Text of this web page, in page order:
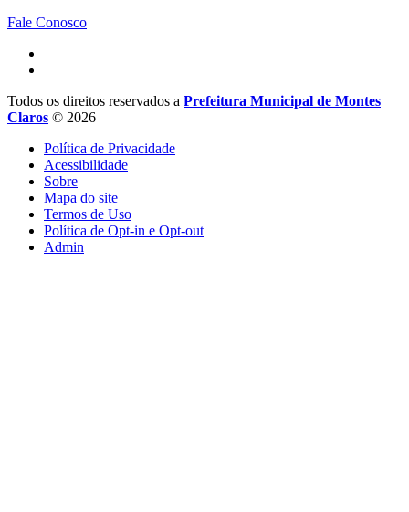
Fale Conosco
Todos os direitos reservados a Prefeitura Municipal de Montes
Claros © 2026
Política de Privacidade
Acessibilidade
Sobre
Mapa do site
Termos de Uso
Política de Opt-in e Opt-out
Admin